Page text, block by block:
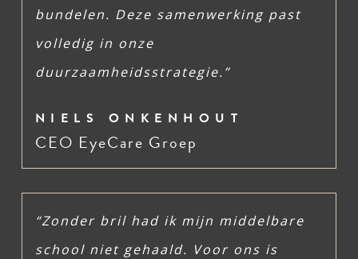
bundelen. Deze samenwerking past
volledig in onze
duurzaamheidsstrategie.”
NIELS ONKENHOUT
CEO EyeCare Groep
“Zonder bril had ik mijn middelbare
school niet gehaald. Voor ons is